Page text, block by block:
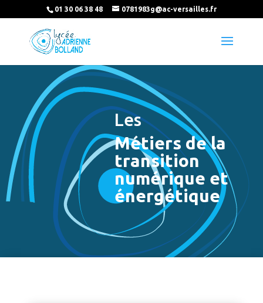
01 30 06 38 48 0781983g@ac-versailles.fr
Les
Métiers de la
transition
numérique et
énergétique